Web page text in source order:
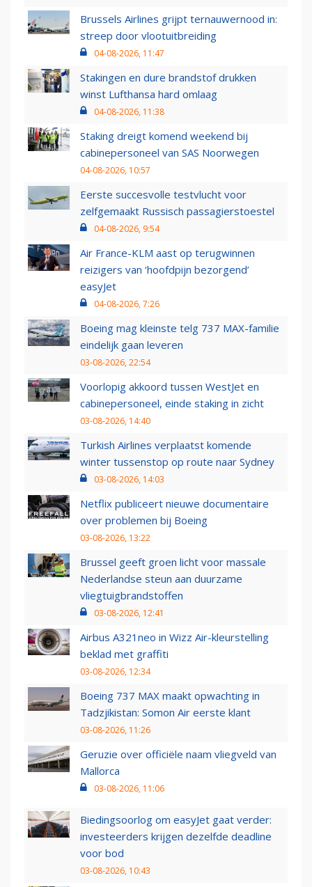
Brussels Airlines grijpt ternauwernood in:
streep door vlootuitbreiding
04-08-2026, 11:47
Stakingen en dure brandstof drukken
winst Lufthansa hard omlaag
04-08-2026, 11:38
Staking dreigt komend weekend bij
cabinepersoneel van SAS Noorwegen
04-08-2026, 10:57
Eerste succesvolle testvlucht voor
zelfgemaakt Russisch passagierstoestel
04-08-2026, 9:54
Air France-KLM aast op terugwinnen
reizigers van ‘hoofdpijn bezorgend’
easyJet
04-08-2026, 7:26
Boeing mag kleinste telg 737 MAX-familie
eindelijk gaan leveren
03-08-2026, 22:54
Voorlopig akkoord tussen WestJet en
cabinepersoneel, einde staking in zicht
03-08-2026, 14:40
Turkish Airlines verplaatst komende
winter tussenstop op route naar Sydney
03-08-2026, 14:03
Netflix publiceert nieuwe documentaire
over problemen bij Boeing
03-08-2026, 13:22
Brussel geeft groen licht voor massale
Nederlandse steun aan duurzame
vliegtuigbrandstoffen
03-08-2026, 12:41
Airbus A321neo in Wizz Air-kleurstelling
beklad met graffiti
03-08-2026, 12:34
Boeing 737 MAX maakt opwachting in
Tadzjikistan: Somon Air eerste klant
03-08-2026, 11:26
Geruzie over officiële naam vliegveld van
Mallorca
03-08-2026, 11:06
Biedingsoorlog om easyJet gaat verder:
investeerders krijgen dezelfde deadline
voor bod
03-08-2026, 10:43